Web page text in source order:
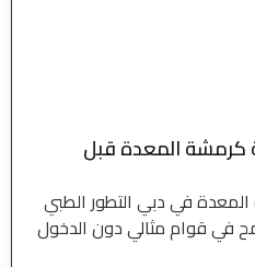
المعدة قبل
في دبي التطور الطبي
في قوام مثالي دون الدخول